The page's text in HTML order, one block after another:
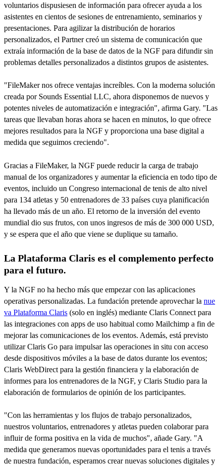
voluntarios dispusiesen de información para ofrecer ayuda a los
asistentes en cientos de sesiones de entrenamiento, seminarios y
presentaciones. Para agilizar la distribución de horarios
personalizados, el Partner creó un sistema de comunicación que
extraía información de la base de datos de la NGF para difundir sin
problemas detalles personalizados a distintos grupos de asistentes.
"FileMaker nos ofrece ventajas increíbles. Con la moderna solución
creada por Sounds Essential LLC, ahora disponemos de nuevos y
potentes niveles de automatización e integración", afirma Gary. "Las
tareas que llevaban horas ahora se hacen en minutos, lo que ofrece
mejores resultados para la NGF y proporciona una base digital a
medida que seguimos creciendo".
Gracias a FileMaker, la NGF puede reducir la carga de trabajo
manual de los organizadores y aumentar la eficiencia en todo tipo de
eventos, incluido un Congreso internacional de tenis de alto nivel
para 134 atletas y 50 entrenadores de 33 países cuya planificación
ha llevado más de un año. El retorno de la inversión del evento
mundial dio sus frutos, con unos ingresos de más de 300 000 USD,
y se espera que el año que viene se duplique su tamaño.
La Plataforma Claris es el complemento perfecto
para el futuro.
Y la NGF no ha hecho más que empezar con las aplicaciones
operativas personalizadas. La fundación pretende aprovechar la nue
va Plataforma Claris (solo en inglés) mediante Claris Connect para
las integraciones con apps de uso habitual como Mailchimp a fin de
mejorar las comunicaciones de los eventos. Además, está previsto
utilizar Claris Go para impulsar las operaciones in situ con acceso
desde dispositivos móviles a la base de datos durante los eventos;
Claris WebDirect para la gestión financiera y la elaboración de
informes para los entrenadores de la NGF, y Claris Studio para la
elaboración de formularios de opinión de los participantes.
"Con las herramientas y los flujos de trabajo personalizados,
nuestros voluntarios, entrenadores y atletas pueden colaborar para
influir de forma positiva en la vida de muchos", añade Gary. "A
medida que generamos nuevas oportunidades para el tenis a través
de nuestra fundación, esperamos crear nuevas soluciones digitales y